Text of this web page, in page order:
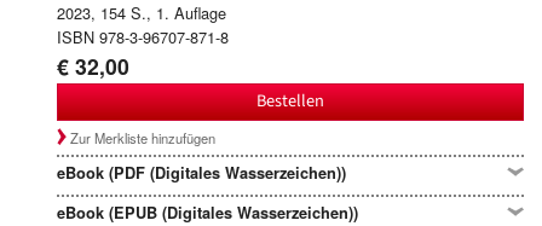
2023, 154 S., 1. Auflage
ISBN 978-3-96707-871-8
€ 32,00
Bestellen
Zur Merkliste hinzufügen
eBook (PDF (Digitales Wasserzeichen))
eBook (EPUB (Digitales Wasserzeichen))